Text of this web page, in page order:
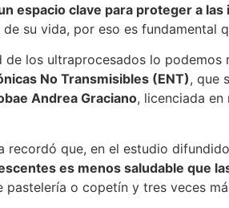
espacio clave para proteger a las
su vida, por eso es fundamental
de los ultraprocesados lo podemos
No Transmisibles (ENT), que
Andrea Graciano, licenciada
recordó que, en el estudio
es menos saludable que
o copetín y tres veces